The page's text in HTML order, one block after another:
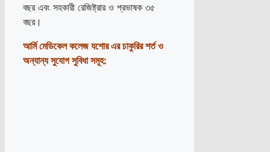
বছর এবং সহকারী রেজিষ্ট্রার ও প্রভাষক ৩৫
বছর।
আর্মি মেডিকেল কলেজ যশোরএর চাকুরির শর্ত ও
অন্যান্য সুযোগ সুবিধা সমূহ: